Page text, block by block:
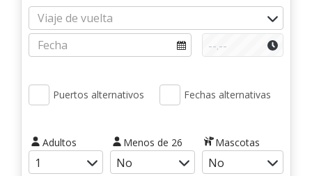
Puertos alternativos Fechas alternativas
Adultos Menos de 26 Mascotas